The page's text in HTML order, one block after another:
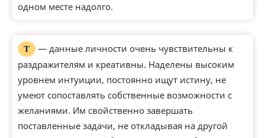
одном месте надолго.
Т
— данные личности очень чувствительны к
раздражителям и креативны. Наделены высоким
уровнем интуиции, постоянно ищут истину, не
умеют сопоставлять собственные возможности с
желаниями. Им свойственно завершать
поставленные задачи, не откладывая на другой